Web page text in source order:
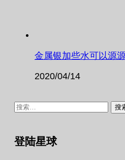
金属银加些水可以源
2020/04/14
搜
登陆星球